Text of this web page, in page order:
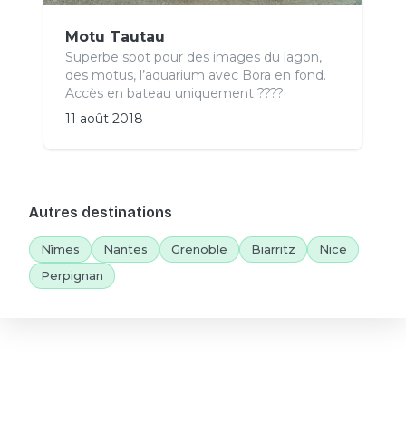
Motu Tautau
Superbe spot pour des images du lagon,
des motus, l’aquarium avec Bora en fond.
Accès en bateau uniquement ????
11 août 2018
Autres destinations
Nîmes Nantes Grenoble Biarritz
Nice
Perpignan